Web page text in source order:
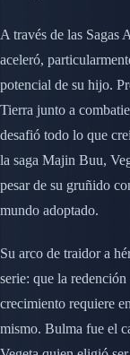
A través de las Sagas
aceleró,
potencial de su hijo.
Tierra junto a
desafió todo lo que
la saga Majin Buu,
pesar de su gruñido
mundo adoptado.
Su arco de traidor a
serie: que la
crecimiento requiere
mismo. Bulma fue el